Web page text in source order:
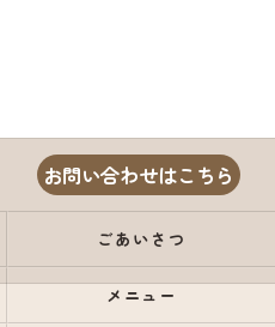
お問い合わせはこちら
ごあいさつ
メニュー